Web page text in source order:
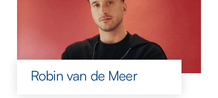
Robin van de Meer
Robin van de Meer